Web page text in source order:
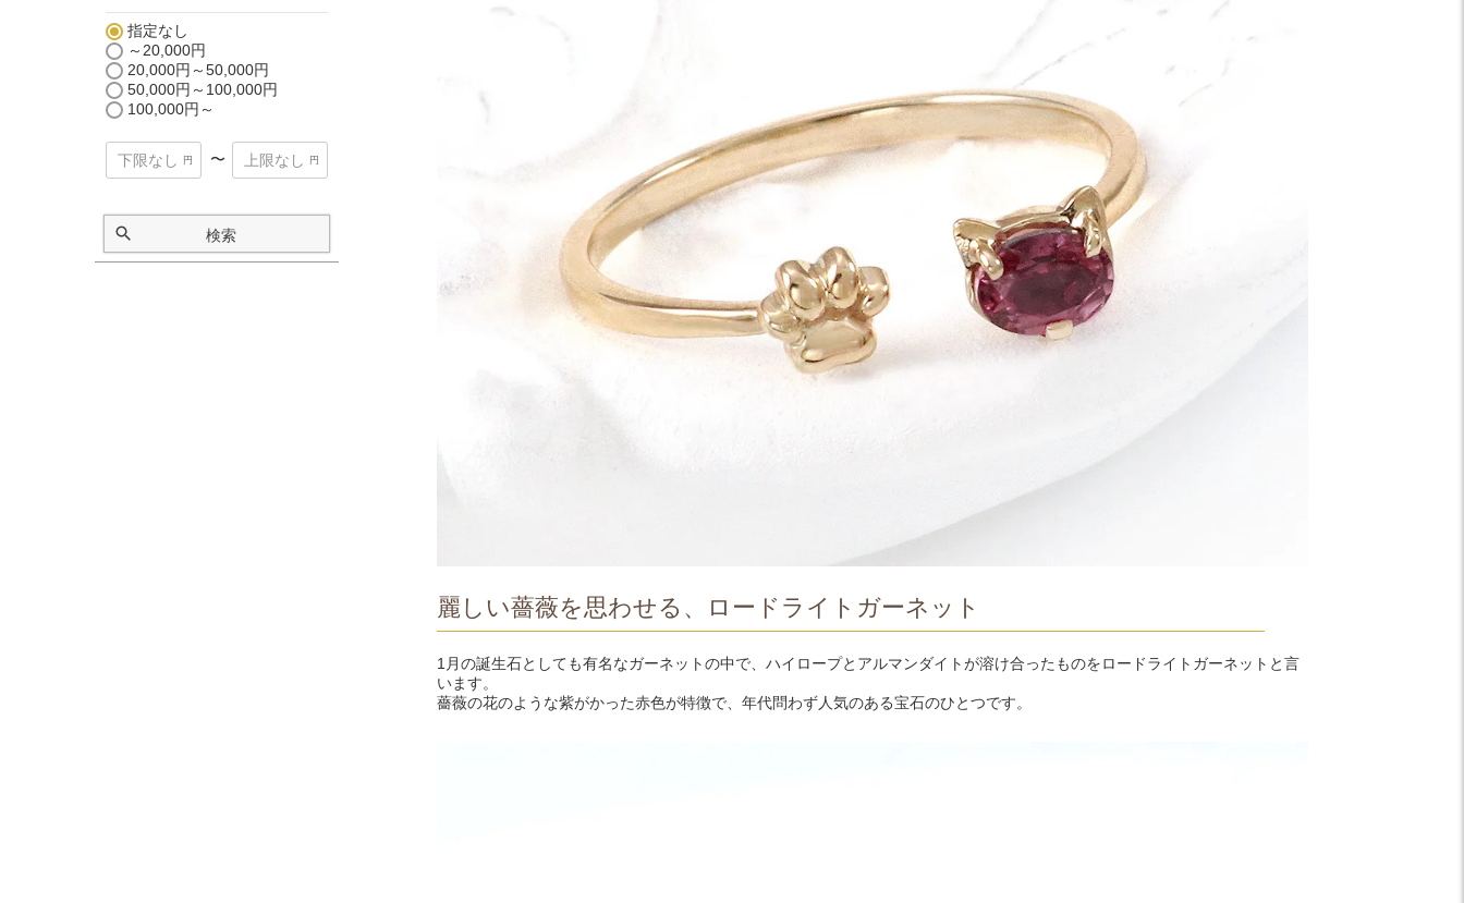
指定なし
～20,000円
20,000円～50,000円
50,000円～100,000円
100,000円～
〜
検索
麗しい薔薇を思わせる、ロードライトガーネット
1月の誕生石としても有名なガーネットの中で、ハイロープとアルマンダイトが溶け合ったものをロードライトガーネットと言
います。
薔薇の花のような紫がかった赤色が特徴で、年代問わず人気のある宝石のひとつです。